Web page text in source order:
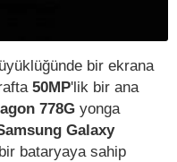
bir ekrana
50MP'lik bir ana
778G yonga
Galaxy
bataryaya sahip